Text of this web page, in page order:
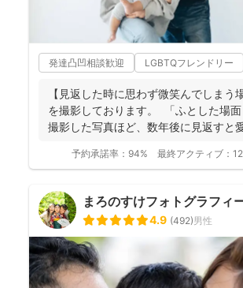
発達凸凹相談歓迎 LGBTQフレンドリー
【見返した時に思わず微笑んでしまう
を撮影しております。 ⁡ 「ふとした場
撮影した写真ほど、数年後に見返すと
予約承諾率： 94% 最終アクティブ：
まろのすけフォトグラフィ
4.9 (492)男性